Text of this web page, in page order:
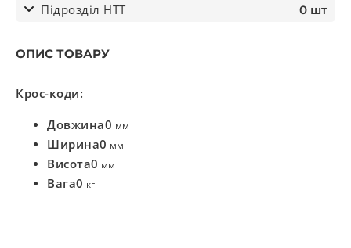
Підрозділ НТТ 0 шт
ОПИС ТОВАРУ
Крос-коди:
Довжина0 мм
Ширина0 мм
Висота0 мм
Вага0 кг